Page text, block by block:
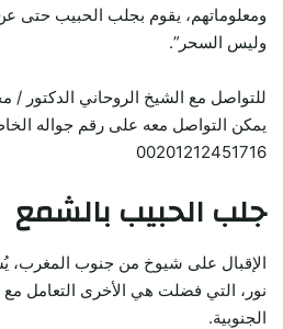
ومعلوماتهم، يقوم بجلب الحبيب حتى
وليس السحر”.
للتواصل مع الشيخ الروحاني الدكتور /
يمكن التواصل معه على رقم جواله
00201212451716
جلب الحبيب بالشمع
الإقبال على شيوخ من جنوب المغرب،
نور، التي فضلت هي الأخرى التعامل
الجنوبية.